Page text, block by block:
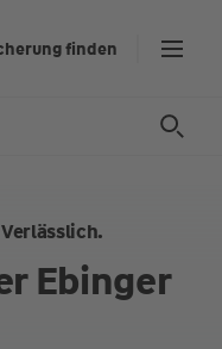
finden
Ebinger